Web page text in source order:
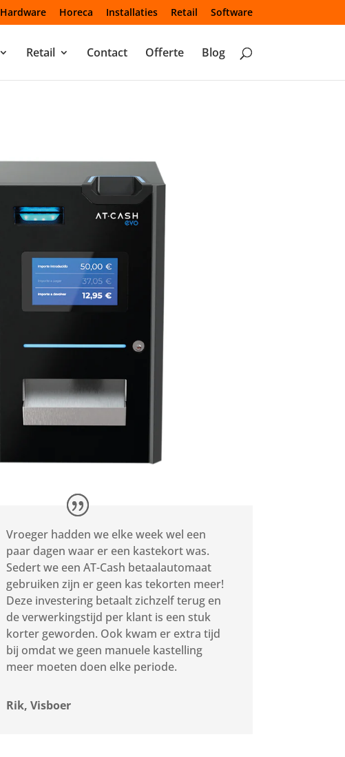
Hardware Horeca Installaties Retail Software
Retail Contact Offerte Blog
Vroeger hadden we elke week wel een
paar dagen waar er een kastekort was.
Sedert we een AT-Cash betaalautomaat
gebruiken zijn er geen kas tekorten meer!
Deze investering betaalt zichzelf terug en
de verwerkingstijd per klant is een stuk
korter geworden. Ook kwam er extra tijd
bij omdat we geen manuele kastelling
meer moeten doen elke periode.
Rik, Visboer